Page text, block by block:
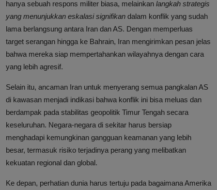
hanya sebuah respons militer biasa, melainkan langkah strategis
yang menunjukkan eskalasi signifikan dalam konflik yang sudah
lama berlangsung antara Iran dan AS. Dengan memperluas
target serangan hingga ke Bahrain, Iran mengirimkan pesan jelas
bahwa mereka siap mempertahankan wilayahnya dengan cara
yang lebih agresif.
Selain itu, ancaman Iran untuk menyerang semua pangkalan AS
di kawasan menjadi indikasi bahwa konflik ini bisa meluas dan
berdampak pada stabilitas geopolitik Timur Tengah secara
keseluruhan. Negara-negara di sekitar harus bersiap
menghadapi kemungkinan gangguan keamanan yang lebih
besar, termasuk risiko terjadinya perang yang melibatkan
kekuatan regional dan global.
Ke depan, perhatian dunia harus tertuju pada bagaimana Amerika